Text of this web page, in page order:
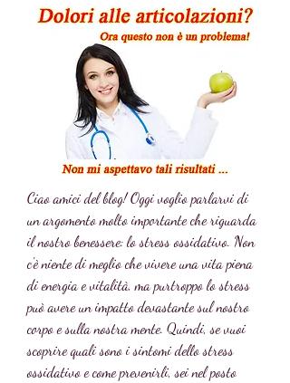
Ciao amici del blog! Oggi voglio parlarvi di
un argomento molto importante che riguarda
il nostro benessere: lo stress ossidativo. Non
c'è niente di meglio che vivere una vita piena
di energia e vitalità, ma purtroppo lo stress
può avere un impatto devastante sul nostro
corpo e sulla nostra mente. Quindi, se vuoi
scoprire quali sono i sintomi dello stress
ossidativo e come prevenirli, sei nel posto